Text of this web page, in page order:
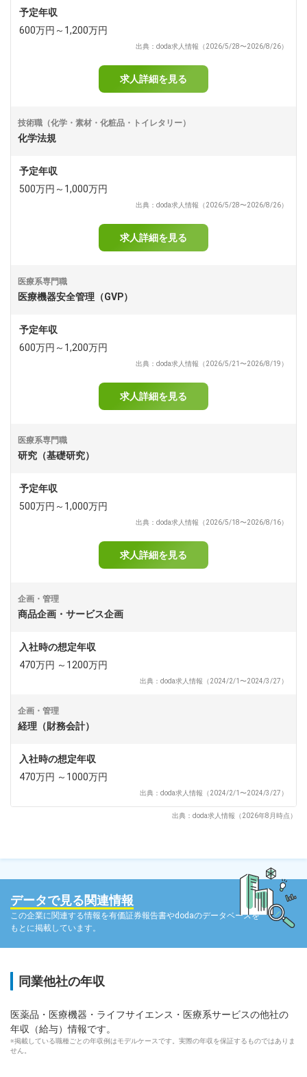
予定年収
600万円～1,200万円
出典：doda求人情報（2026/5/28〜2026/8/26）
求人詳細を見る
技術職（化学・素材・化粧品・トイレタリー）
化学法規
予定年収
500万円～1,000万円
出典：doda求人情報（2026/5/28〜2026/8/26）
求人詳細を見る
医療系専門職
医療機器安全管理（GVP）
予定年収
600万円～1,200万円
出典：doda求人情報（2026/5/21〜2026/8/19）
求人詳細を見る
医療系専門職
研究（基礎研究）
予定年収
500万円～1,000万円
出典：doda求人情報（2026/5/18〜2026/8/16）
求人詳細を見る
企画・管理
商品企画・サービス企画
入社時の想定年収
470万円 ～1200万円
出典：doda求人情報（2024/2/1〜2024/3/27）
企画・管理
経理（財務会計）
入社時の想定年収
470万円 ～1000万円
出典：doda求人情報（2024/2/1〜2024/3/27）
出典：doda求人情報（2026年8月時点）
データで見る関連情報
この企業に関連する情報を有価証券報告書やdodaのデータベースを
もとに掲載しています。
同業他社の年収
医薬品・医療機器・ライフサイエンス・医療系サービスの他社の
年収（給与）情報です。
※掲載している職種ごとの年収例はモデルケースです。実際の年収を保証するものではありま
せん。